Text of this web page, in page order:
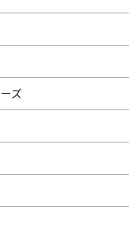
ズ